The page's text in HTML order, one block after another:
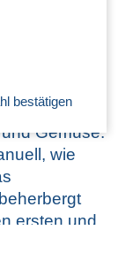
Sortimente
Gemüse.
wie
ersten und
bestätigen